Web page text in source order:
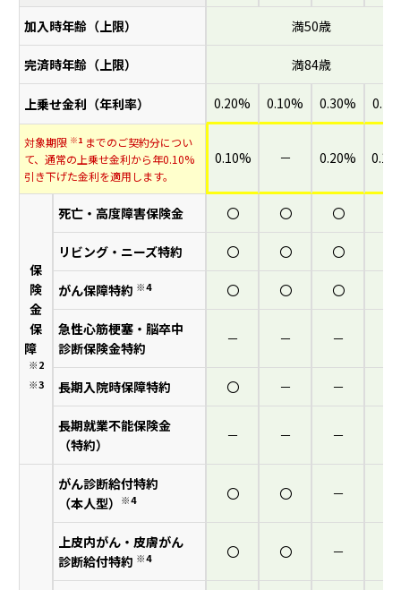
団信比較
加入時年齢（上限） 満50歳
完済時年齢（上限） 満84歳
上乗せ金利（年利率） 0.20% 0.10% 0.30%
対象期限 ※1 までのご契約分につい
て、通常の上乗せ金利から年0.10%
引き下げた金利を適用します。
0.10% － 0.20%
保
険
金
保
障
※2
※3
死亡・高度障害保険金 〇 〇 〇
リビング・ニーズ特約 〇 〇 〇
がん保障特約 ※4 〇 〇 〇
急性心筋梗塞・脳卒中
診断保険金特約
－ － －
長期入院時保障特約 〇 － －
長期就業不能保険金
（特約）
－ － －
がん診断給付特約
（本人型）
※4 〇 〇 －
上皮内がん・皮膚がん
診断給付特約 ※4 〇 〇 －